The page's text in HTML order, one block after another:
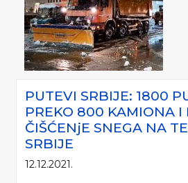
PUTEVI SRBIJE: 1800
PREKO 800 KAMIONA I
ČIŠĆENjE SNEGA NA
SRBIJE
12.12.2021.